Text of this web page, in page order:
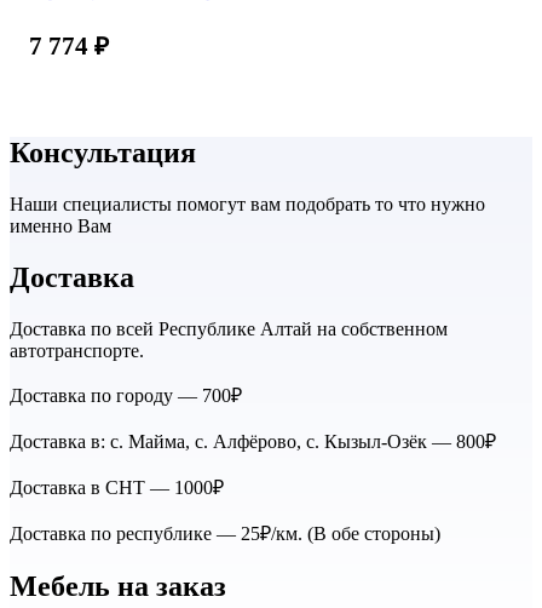
7 774 ₽
Консультация
Наши специалисты помогут вам подобрать то что нужно
именно Вам
Доставка
Доставка по всей Республике Алтай на собственном
автотранспорте.
Доставка по городу — 700₽
Доставка в: с. Майма, с. Алфёрово, с. Кызыл-Озёк — 800₽
Доставка в СНТ — 1000₽
Доставка по республике — 25₽/км. (В обе стороны)
Мебель на заказ